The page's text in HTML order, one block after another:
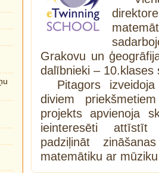
Grakovu un
dalībnieki – 10.klases
Pitagors
diviem
projekts apvienoja
ieinteresēti attīstīt
padziļināt
matemātiku ar